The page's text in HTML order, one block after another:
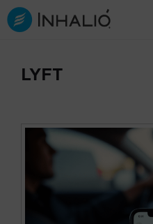
Skip
to
LYFT